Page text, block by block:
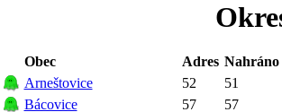
Obec Adres Nahráno
Arneštovice
52
51
Bácovice
57
57